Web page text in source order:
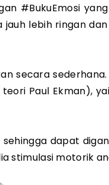
#BukuEmosi
lebih ringan
secara
Paul Ekman),
sehingga dapat
stimulasi motorik